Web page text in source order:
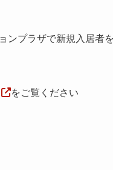
プラザで新規入居者
をご覧ください